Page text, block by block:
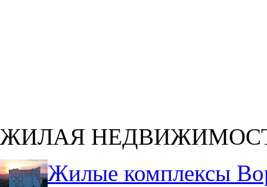
ЖИЛАЯ
Жилые комплексы